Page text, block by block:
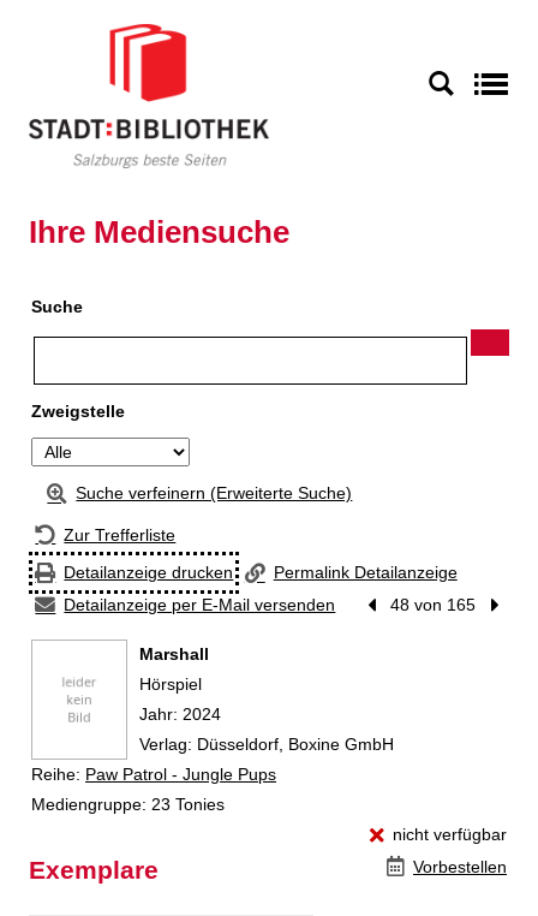
Ihre Mediensuche
Suche
Zweigstelle
Suche verfeinern (Erweiterte Suche)
Zur Trefferliste
Detailanzeige drucken
Permalink Detailanzeige
Detailanzeige per E-Mail versenden
Vorheriger Treffer
48 von 165
Marshall
Hörspiel
Suche nach diesem Verfasser
Jahr: 2024
Verlag: Düsseldorf, Boxine GmbH
Reihe: Paw Patrol - Jungle Pups
Mediengruppe: 23 Tonies
nicht verfügbar
Vorbestellen
Exemplare